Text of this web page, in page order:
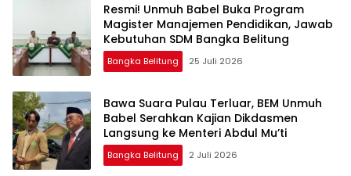
Resmi! Unmuh Babel Buka Program
Magister Manajemen Pendidikan, Jawab
Kebutuhan SDM Bangka Belitung
Bangka Belitung 25 Juli 2026
‎Bawa Suara Pulau Terluar, BEM Unmuh
Babel Serahkan Kajian Dikdasmen
Langsung ke Menteri Abdul Mu’ti
Bangka Belitung 2 Juli 2026